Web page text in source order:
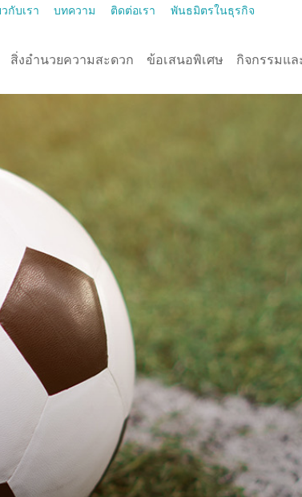
สิ่งอำนวยความสะดวก ข้อเสนอพิเศษ กิจกรรมแล
วกับเรา บทความ ติดต่อเรา พันธมิตรในธุรกิจ